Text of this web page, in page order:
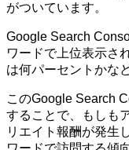
がついています。
Google Search
ワードで上位表示さ
は何パーセントかな
このGoogle Search
することで、もしも
リエイト報酬が発生